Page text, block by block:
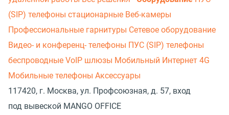
(SIP) телефоны стационарные Веб-камеры
Профессиональные гарнитуры Сетевое оборудование
Видео- и конференц- телефоны ПУС (SIP) телефоны
беспроводные VoIP шлюзы Мобильный Интернет 4G
Мобильные телефоны Аксессуары
117420, г. Москва, ул. Профсоюзная, д. 57, вход
под вывеской MANGO OFFICE